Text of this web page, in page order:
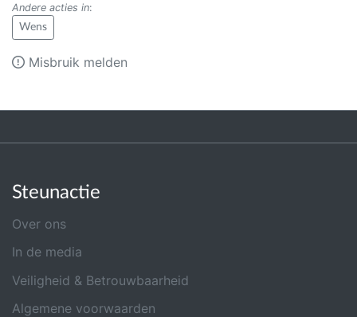
Andere acties in:
Wens
Misbruik melden
Steunactie
Over ons
In de media
Veiligheid & Betrouwbaarheid
Algemene voorwaarden